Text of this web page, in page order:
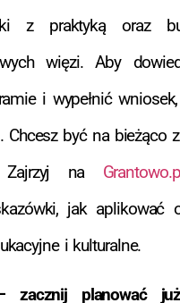
z praktyką oraz
więzi. Aby
i wypełnić
. Chcesz być na bieżąco
Zajrzyj na
jak aplikować
i kulturalne.
zacznij planować